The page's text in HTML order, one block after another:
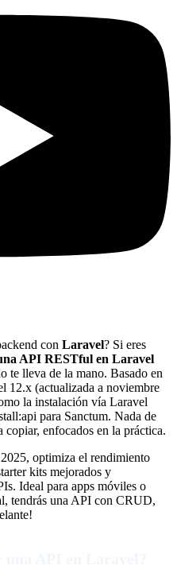
con Laravel? Si eres
API RESTful en Laravel
te lleva de la mano. Basado en
12.x (actualizada a noviembre
la instalación vía Laravel
para Sanctum. Nada de
copiar, enfocados en la práctica.
optimiza el rendimiento
kits mejorados y
Ideal para apps móviles o
tendrás una API con CRUD,